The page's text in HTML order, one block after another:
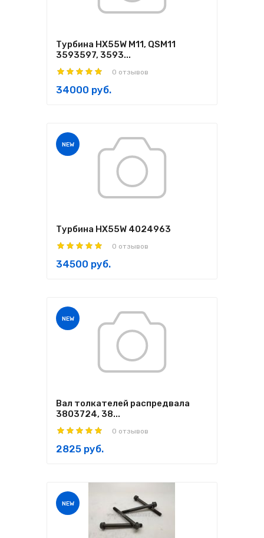
Турбина HX55W M11, QSM11
3593597, 3593...
0 отзывов
34000 руб.
NEW
Турбина HX55W 4024963
0 отзывов
34500 руб.
NEW
Вал толкателей распредвала
3803724, 38...
0 отзывов
2825 руб.
NEW